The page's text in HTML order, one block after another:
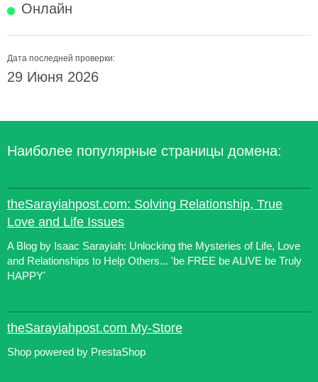
Онлайн
Дата последней проверки:
29 Июня 2026
Наиболее популярные страницы домена:
theSarayiahpost.com: Solving Relationship, True
Love and Life Issues
A Blog by Isaac Sarayiah: Unlocking the Mysteries of Life, Love
and Relationships to Help Others... 'be FREE be ALIVE be Truly
HAPPY'
theSarayiahpost.com My-Store
Shop powered by PrestaShop